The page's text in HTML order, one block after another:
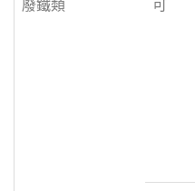
廢鐵類 可